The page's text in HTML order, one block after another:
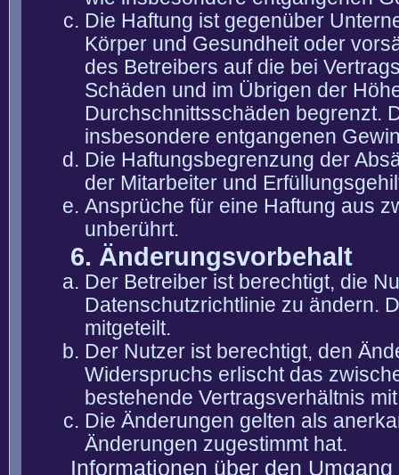
Die Haftung ist gegenüber
Körper und Gesundheit oder
des Betreibers auf die bei
Schäden und im Übrigen der
Durchschnittsschäden begrenzt.
insbesondere entgangenen
Die Haftungsbegrenzung der
der Mitarbeiter und
Ansprüche für eine Haftung aus
unberührt.
6. Änderungsvorbehalt
Der Betreiber ist berechtigt, die
Datenschutzrichtlinie zu ändern.
mitgeteilt.
Der Nutzer ist berechtigt, den
Widerspruchs erlischt das
bestehende Vertragsverhältnis
Die Änderungen gelten als
Änderungen zugestimmt hat.
Informationen über den